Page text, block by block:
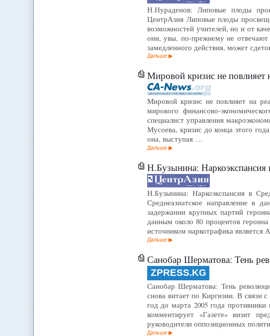
Н.Нураденов: Липовые плоды
ЦентрАзия Липовые плоды
возможностей учителей, но и от
они, увы, по-прежнему не отвечают
замедленного действия, может
Дальше
Мировой кризис не повлияет
Мировой кризис не повлияет на
мирового финансово-
специалист управления
Мусоева, кризис до конца этого
она, выступая …
Дальше
Н.Бузынина:
Н.Бузынина: Наркоэкспансия в
Среднеазиатское направление в
задержании крупных партий
данным около 80 процентов
источником наркотрафика
Дальше
Санобар Шерматова: Тень
ZPRESS.KG
Санобар Шерматова: Тень
снова витает по Киргизии. В связи
год до марта 2005 года
комментирует «Газете» визит
руководители оппозиционных
Дальше